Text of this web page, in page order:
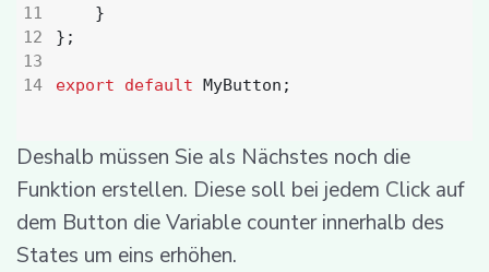
14
}
};
export default MyButton ;
Deshalb müssen Sie als Nächstes noch die
Funktion erstellen. Diese soll bei jedem Click auf
dem Button die Variable counter innerhalb des
States um eins erhöhen.